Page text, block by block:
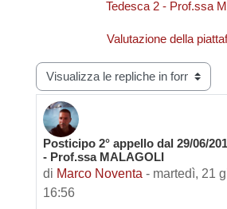
Tedesca 2 - Prof.ssa
Valutazione della
Modalità visualizzazione
Posticipo 2° appello dal 29/06/
- Prof.ssa MALAGOLI
di Marco Noventa - martedì, 21
16:56
Numero di risposte: 0